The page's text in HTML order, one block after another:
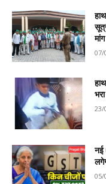
मांग
07/
23/
नई
05/